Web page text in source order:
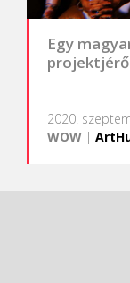
Egy
2020.
WOW |